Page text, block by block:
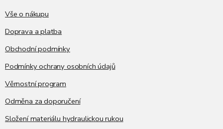
Vše o nákupu
Doprava a platba
Obchodní podmínky
Podmínky ochrany osobních údajů
Věrnostní program
Odměna za doporučení
Složení materiálu hydraulickou rukou